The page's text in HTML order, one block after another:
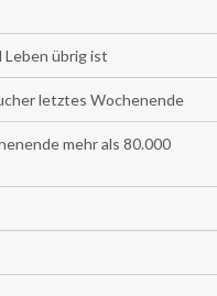
Leben übrig ist
letztes Wochenende
mehr als 80.000